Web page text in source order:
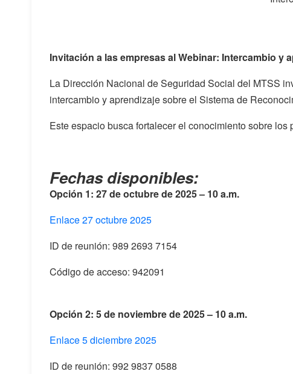
Invitación a las empresas al Webinar: Intercambio y
La Dirección Nacional de Seguridad Social del MTSS
intercambio y aprendizaje sobre el Sistema de
Este espacio busca fortalecer el conocimiento sobre
Fechas disponibles:
Opción 1: 27 de octubre de 2025 – 10 a.m.
Enlace 27 octubre 2025
ID de reunión: 989 2693 7154
Código de acceso: 942091
Opción 2: 5 de noviembre de 2025 – 10 a.m.
Enlace 5 diciembre 2025
ID de reunión: 992 9837 0588